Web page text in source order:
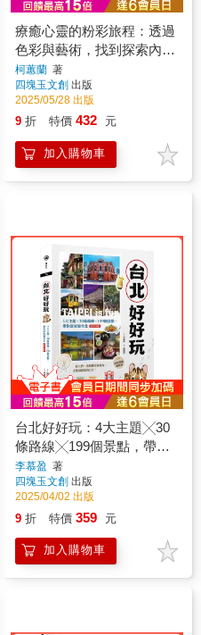
療癒心靈的粉彩旅程：透過
色彩與藝術，找到探索內心
深處與共鳴的指南
柯蕙蘭 著
四塊玉文創 出版
2025/05/28 出版
9 折 特價 432 元
加入購物車
台北好好玩：4大主題╳30
條路線╳199個景點，帶你
深度遊台北【復刻珍藏版】
李慕盈 著
四塊玉文創 出版
2025/04/02 出版
9 折 特價 359 元
加入購物車